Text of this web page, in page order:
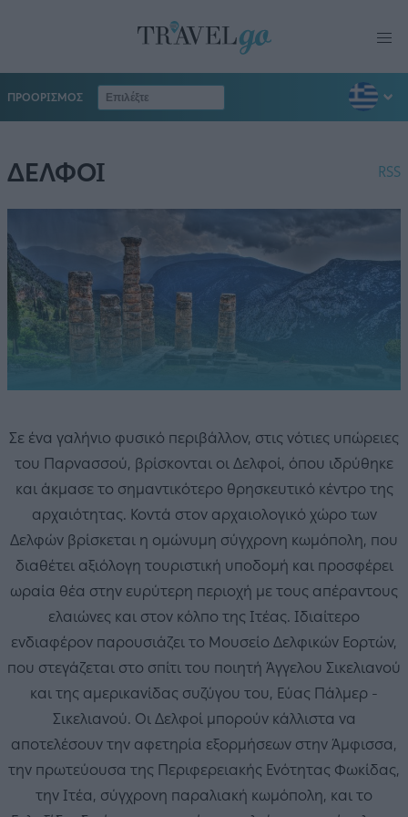
ΠΡΟΟΡΙΣΜΟΣ
ΔΕΛΦΟΙ RSS
Σε ένα γαλήνιο φυσικό περιβάλλον, στις νότιες υπώρειες
του Παρνασσού, βρίσκονται οι Δελφοί, όπου ιδρύθηκε
και άκμασε το σημαντικότερο θρησκευτικό κέντρο της
αρχαιότητας. Κοντά στον αρχαιολογικό χώρο των
Δελφών βρίσκεται η ομώνυμη σύγχρονη κωμόπολη, που
διαθέτει αξιόλογη τουριστική υποδομή και προσφέρει
ωραία θέα στην ευρύτερη περιοχή με τους απέραντους
ελαιώνες και στον κόλπο της Ιτέας. Ιδιαίτερο
ενδιαφέρον παρουσιάζει το Μουσείο Δελφικών Εορτών,
που στεγάζεται στο σπίτι του ποιητή Άγγελου Σικελιανού
και της αμερικανίδας συζύγου του, Εύας Πάλμερ -
Σικελιανού. Οι Δελφοί μπορούν κάλλιστα να
αποτελέσουν την αφετηρία εξορμήσεων στην Άμφισσα,
την πρωτεύουσα της Περιφερειακής Ενότητας Φωκίδας,
την Ιτέα, σύγχρονη παραλιακή κωμόπολη, και το